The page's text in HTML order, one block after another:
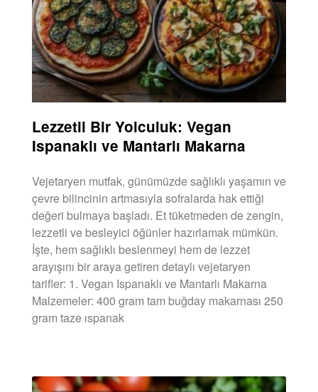
Lezzetli Bir Yolculuk: Vegan
Ispanaklı ve Mantarlı Makarna
Vejetaryen mutfak, günümüzde sağlıklı yaşamın ve
çevre bilincinin artmasıyla sofralarda hak ettiği
değeri bulmaya başladı. Et tüketmeden de zengin,
lezzetli ve besleyici öğünler hazırlamak mümkün.
İşte, hem sağlıklı beslenmeyi hem de lezzet
arayışını bir araya getiren detaylı vejetaryen
tarifler: 1. Vegan Ispanaklı ve Mantarlı Makarna
Malzemeler: 400 gram tam buğday makarnası 250
gram taze ıspanak